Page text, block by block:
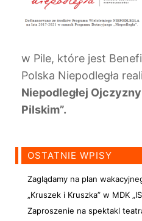
w Pile, które jest
Polska Niepodległa
Niepodległej
Pilskim”.
OSTATNIE WPISY
Zaglądamy na plan
„Kruszek i Kruszka” w MDK
Zaproszenie na spektakl